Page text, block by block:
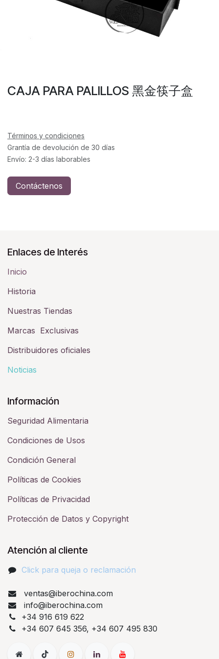
CAJA PARA PALILLOS 黑金筷子盒
Términos y condiciones
Grantía de devolución de 30 días
Envío: 2-3 días laborables
Contáctenos
Enlaces de Interés
Inicio
Historia​
Nuestras Tiendas
Marcas Exclusivas
Distribuidores oficiales
Noticias
Información
Seguridad Alimentaria
Condiciones de Usos
Condición General
Políticas de Cookies
Políticas de Privacidad
Protección de Datos y Copyright
Atención al cliente
Click para queja o reclamación​
ventas@iberochina.com
info@iberochina.com
+34 916 619 622
+34 607 645 356, +34 607 495 830